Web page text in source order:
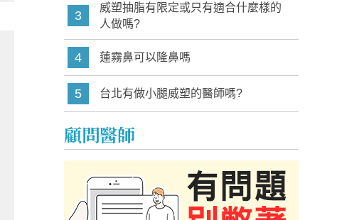
3
威塑抽脂有限定或只有適合什麼樣的
人做嗎?
4 蓮霧鼻可以隆鼻嗎
5 台北有做小腿威塑的醫師嗎?
顧問醫師